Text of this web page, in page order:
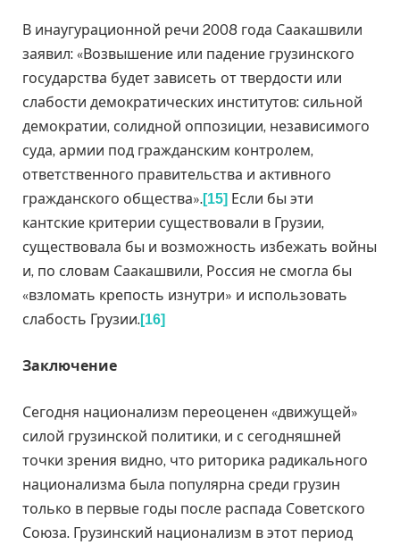
В инаугурационной речи 2008 года Саакашвили
заявил: «Возвышение или падение грузинского
государства будет зависеть от твердости или
слабости демократических институтов: сильной
демократии, солидной оппозиции, независимого
суда, армии под гражданским контролем,
ответственного правительства и активного
гражданского общества».[15] Если бы эти
кантские критерии существовали в Грузии,
существовала бы и возможность избежать войны
и, по словам Саакашвили, Россия не смогла бы
«взломать крепость изнутри» и использовать
слабость Грузии.[16]
Заключение
Сегодня национализм переоценен «движущей»
силой грузинской политики, и с сегодняшней
точки зрения видно, что риторика радикального
национализма была популярна среди грузин
только в первые годы после распада Советского
Союза. Грузинский национализм в этот период